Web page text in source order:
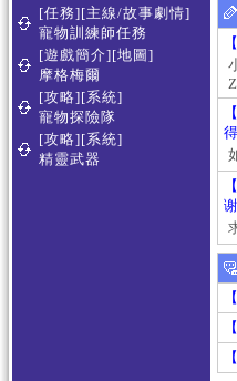
[任務][主線/故事劇情]
寵物訓練師任務
[遊戲簡介][地圖]
摩格梅爾
[攻略][系統]
寵物探險隊
[攻略][系統]
精靈武器